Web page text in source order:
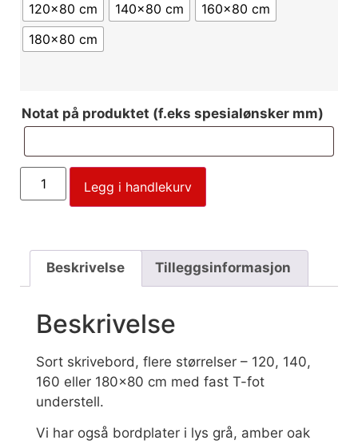
120x80 cm 140x80 cm
160x80 cm
180x80 cm
Notat på produktet (f.eks spesialønsker mm)
Legg i handlekurv
Beskrivelse Tilleggsinformasjon
Beskrivelse
Sort skrivebord, flere størrelser – 120, 140,
160 eller 180×80 cm med fast T-fot
understell.
Vi har også bordplater i lys grå, amber oak